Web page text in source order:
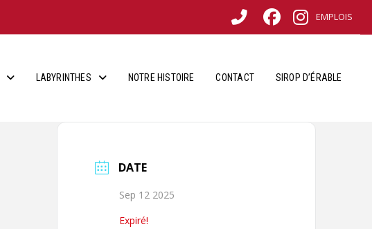
EMPLOIS
LABYRINTHES NOTRE HISTOIRE CONTACT SIROP D’ÉRABLE
DATE
Sep 12 2025
Expiré!